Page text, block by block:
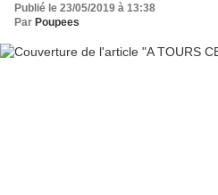
Publié le 23/05/2019 à 13:38
Par Poupees